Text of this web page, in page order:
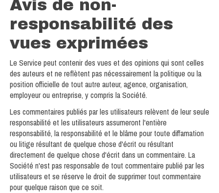
Avis de non-
responsabilité des
vues exprimées
Le Service peut contenir des vues et des opinions qui sont celles
des auteurs et ne reflètent pas nécessairement la politique ou la
position officielle de tout autre auteur, agence, organisation,
employeur ou entreprise, y compris la Société.
Les commentaires publiés par les utilisateurs relèvent de leur seule
responsabilité et les utilisateurs assumeront l'entière
responsabilité, la responsabilité et le blâme pour toute diffamation
ou litige résultant de quelque chose d'écrit ou résultant
directement de quelque chose d'écrit dans un commentaire. La
Société n'est pas responsable de tout commentaire publié par les
utilisateurs et se réserve le droit de supprimer tout commentaire
pour quelque raison que ce soit.